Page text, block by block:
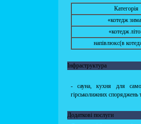
Категорія
«котедж
«котедж
напівлюкс(в
Інфраструктура
- сауна, кухня для
гірськолижних споряджень
Додаткові послуги